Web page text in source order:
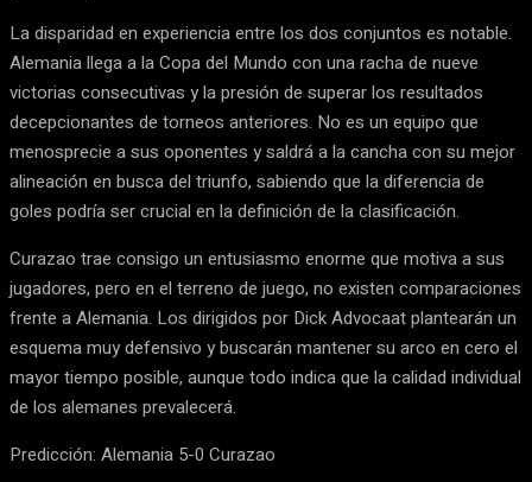
La disparidad en experiencia entre los dos conjuntos es notable.
Alemania llega a la Copa del Mundo con una racha de nueve
victorias consecutivas y la presión de superar los resultados
decepcionantes de torneos anteriores. No es un equipo que
menosprecie a sus oponentes y saldrá a la cancha con su mejor
alineación en busca del triunfo, sabiendo que la diferencia de
goles podría ser crucial en la definición de la clasificación.
Curazao trae consigo un entusiasmo enorme que motiva a sus
jugadores, pero en el terreno de juego, no existen comparaciones
frente a Alemania. Los dirigidos por Dick Advocaat plantearán un
esquema muy defensivo y buscarán mantener su arco en cero el
mayor tiempo posible, aunque todo indica que la calidad individual
de los alemanes prevalecerá.
Predicción: Alemania 5-0 Curazao